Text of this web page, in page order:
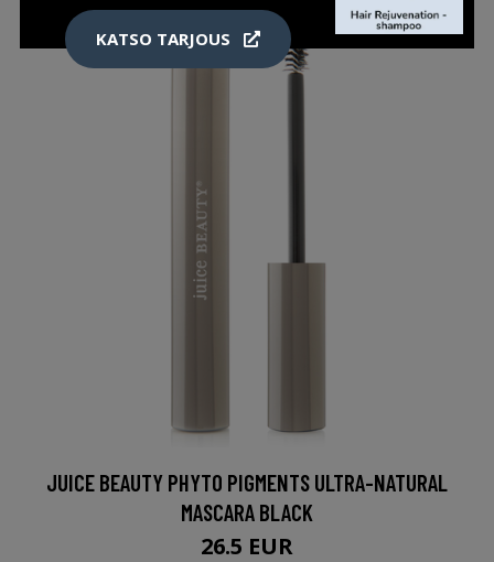
JUICE BEAUTY PHYTO PIGMENTS ULTRA-NATURAL
MASCARA BLACK
26.5 EUR
KATSO TARJOUS